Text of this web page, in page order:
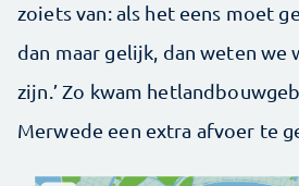
zoiets van: als het eens moet
dan maar gelijk, dan weten we
zijn.’ Zo kwam
Merwede een extra afvoer te